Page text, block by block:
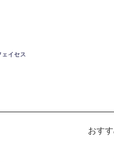
ェイセス
おす